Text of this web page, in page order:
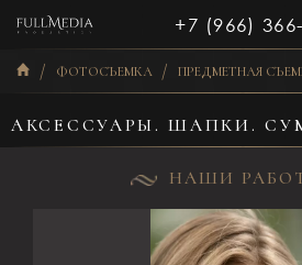
+7 (966)
ФОТОСЪЕМКА ПРЕДМЕТНАЯ
АКСЕССУАРЫ. ШАПКИ.
НАШИ